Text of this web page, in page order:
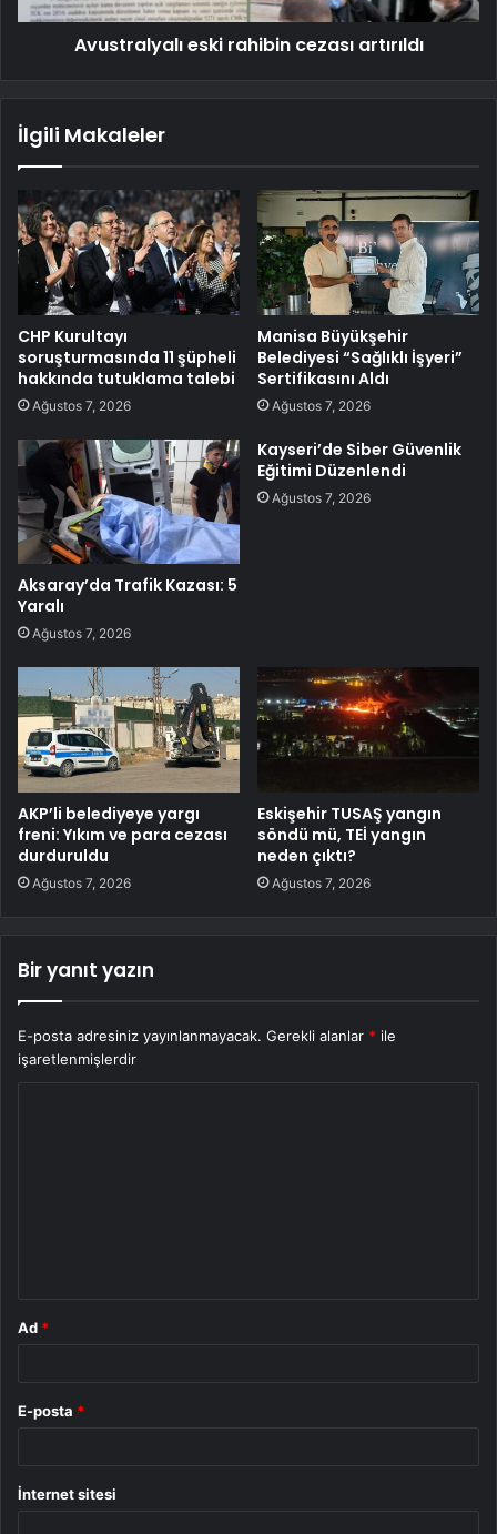
Avustralyalı eski rahibin cezası artırıldı
İlgili Makaleler
CHP Kurultayı
soruşturmasında 11 şüpheli
hakkında tutuklama talebi
Ağustos 7, 2026
Manisa Büyükşehir
Belediyesi “Sağlıklı İşyeri”
Sertifikasını Aldı
Ağustos 7, 2026
Aksaray’da Trafik Kazası: 5
Yaralı
Ağustos 7, 2026
Kayseri’de Siber Güvenlik
Eğitimi Düzenlendi
Ağustos 7, 2026
AKP’li belediyeye yargı
freni: Yıkım ve para cezası
durduruldu
Ağustos 7, 2026
Eskişehir TUSAŞ yangın
söndü mü, TEİ yangın
neden çıktı?
Ağustos 7, 2026
Bir yanıt yazın
E-posta adresiniz yayınlanmayacak. Gerekli alanlar * ile
işaretlenmişlerdir
Ad *
E-posta *
İnternet sitesi